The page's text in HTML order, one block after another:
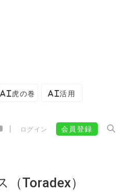
AI虎の巻 AI活用
ログイン 会員登録
（Toradex）